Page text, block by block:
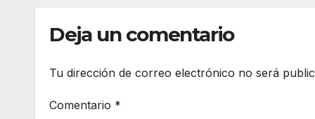
Deja un comentario
Tu dirección de correo electrónico no será
Comentario *